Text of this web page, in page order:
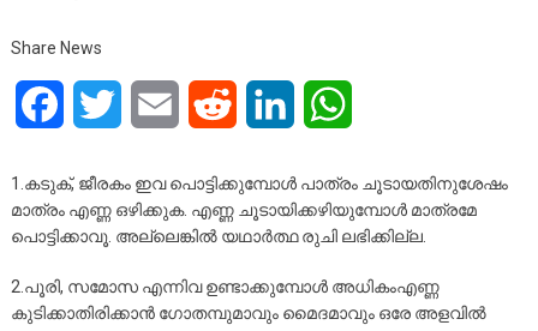
Share News
FacebookTwitter Email Reddit LinkedIn
1.കടുക്, ജീരകം ഇവ പൊട്ടിക്കുമ്പോള്‍ പാത്രം ചൂടായതിനുശേഷം
മാത്രം എണ്ണ ഒഴിക്കുക. എണ്ണ ചൂടായിക്കഴിയുമ്പോള്‍ മാത്രമേ
പൊട്ടിക്കാവൂ. അല്ലെങ്കില്‍ യഥാര്‍ത്ഥ രുചി ലഭിക്കില്ല.
2.പൂരി, സമോസ എന്നിവ ഉണ്ടാക്കുമ്പോള്‍ അധികംഎണ്ണ
കുടിക്കാതിരിക്കാന്‍ ഗോതമ്പുമാവും മൈദമാവും ഒരേ അളവില്‍